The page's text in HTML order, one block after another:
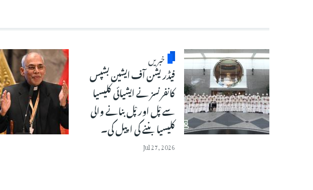
خبریں
فیڈریشن آف ایشین بشپس
کانفرنسز نے ایشیائی کلیسیا
سے پْل اور پْل بنانے والی
کلیسیا بننے کی اپیل کی۔
Jul 27, 2026